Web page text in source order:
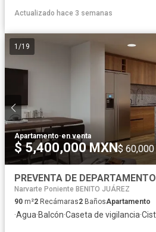
Actualizado hace 3 semanas
1 /19
Apartamento·en venta
$ 5,400,000 MXN$
Narvarte Poniente BENITO JUÁREZ
90 m²2 Recámaras2 BañosApartamento
·Agua·Balcón·Caseta de vigilancia·